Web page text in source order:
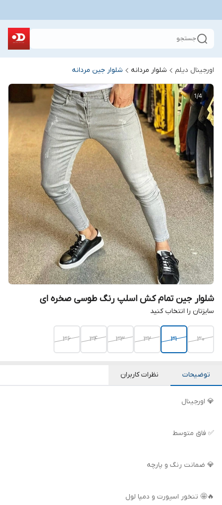
جستجو
اورجینال دیلم شلوار مردانه شلوار جین مردانه
شلوار جین تمام کش اسلپ رنگ طوسی صخره ای
سایزتان را انتخاب کنید
30
31
32
33
34
36
توضیحات نظرات کاربران
💎 اورجینال
✅ فاق متوسط
💎 ضمانت رنگ و پارچه
🔥🤩 تنخور اسپورت و دمپا لول